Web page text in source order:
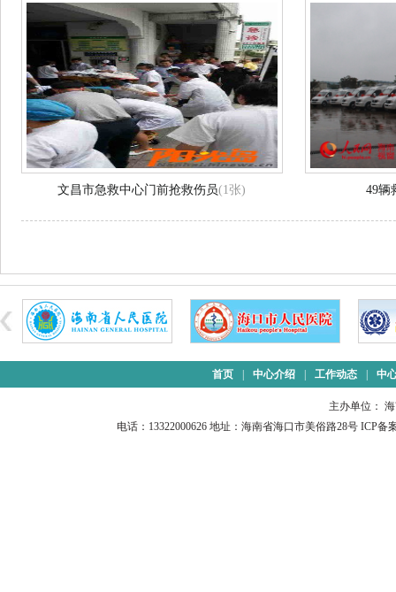
文昌市急救中心门前抢救伤员(1张) 49辆
首页 中心介绍 工作动态 中
主办单位：
电话：13322000626 地址：海南省海口市美俗路28号 ICP备